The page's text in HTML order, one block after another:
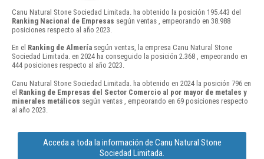
Canu Natural Stone Sociedad Limitada. ha obtenido la posición 195.443 del
Ranking Nacional de Empresas según ventas , empeorando en 38.988
posiciones respecto al año 2023.
En el Ranking de Almería según ventas, la empresa Canu Natural Stone
Sociedad Limitada. en 2024 ha conseguido la posición 2.368 , empeorando en
444 posiciones respecto al año 2023.
Canu Natural Stone Sociedad Limitada. ha obtenido en 2024 la posición 796 en
el Ranking de Empresas del Sector Comercio al por mayor de metales y
minerales metálicos según ventas , empeorando en 69 posiciones respecto
al año 2023.
Acceda a toda la información de Canu Natural Stone
Sociedad Limitada.